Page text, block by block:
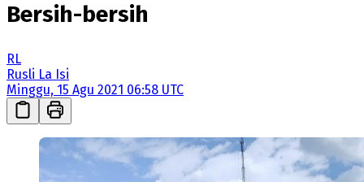
Bersih-bersih
RL
Rusli La Isi
Minggu, 15 Agu 2021 06:58 UTC